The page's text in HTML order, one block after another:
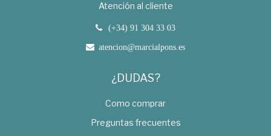
Atención al cliente
(+34) 91 304 33 03
atencion@marcialpons.es
¿DUDAS?
Como comprar
Preguntas frecuentes